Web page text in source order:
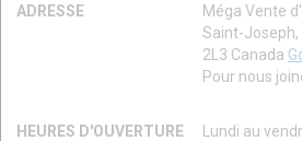
ADRESSE
Méga Vente
Saint-Joseph,
2L3 Canada
Pour nous
HEURES D'OUVERTURE
Lundi au